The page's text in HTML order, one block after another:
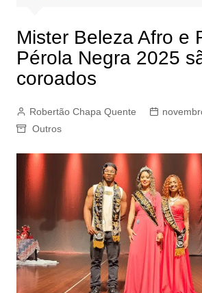
Mister Beleza Afro e
Pérola Negra 2025
coroados
Robertão Chapa Quente
Outros